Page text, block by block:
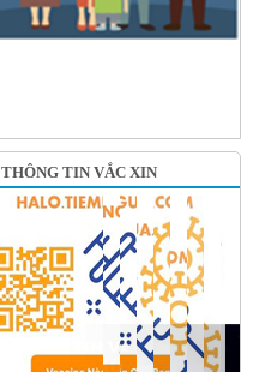
THÔNG TIN VẮC XIN